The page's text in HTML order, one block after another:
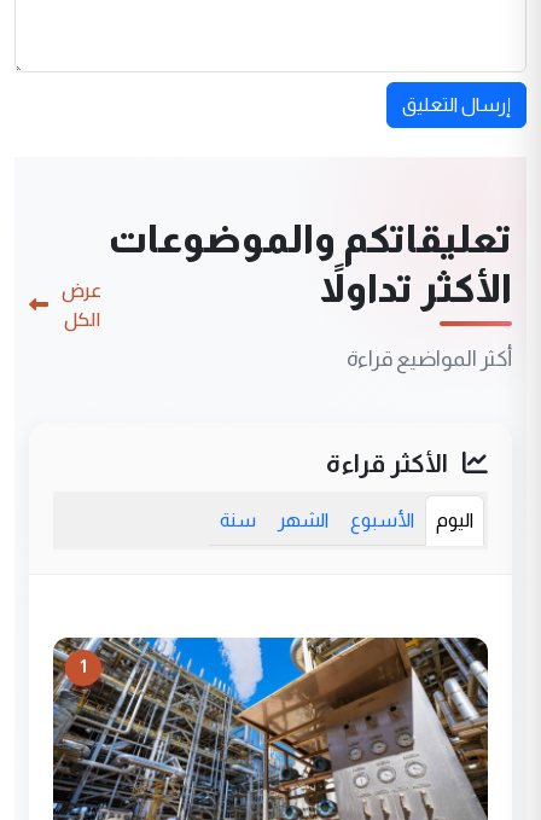
إرسال التعليق
تعليقاتكم والموضوعات
الأكثر تداولاً
أكثر المواضيع قراءة
عرض
الكل
الأكثر قراءة
اليوم الأسبوع الشهر سنة
1